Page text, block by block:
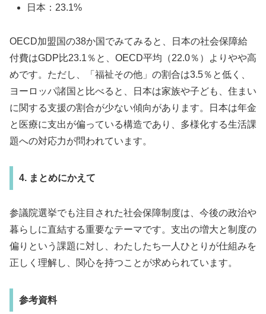
日本：23.1%
OECD加盟国の38か国でみてみると、日本の社会保障給
付費はGDP比23.1％と、OECD平均（22.0％）よりやや高
めです。ただし、「福祉その他」の割合は3.5％と低く、
ヨーロッパ諸国と比べると、日本は家族や子ども、住まい
に関する支援の割合が少ない傾向があります。日本は年金
と医療に支出が偏っている構造であり、多様化する生活課
題への対応力が問われています。
4. まとめにかえて
参議院選挙でも注目された社会保障制度は、今後の政治や
暮らしに直結する重要なテーマです。支出の増大と制度の
偏りという課題に対し、わたしたち一人ひとりが仕組みを
正しく理解し、関心を持つことが求められています。
参考資料